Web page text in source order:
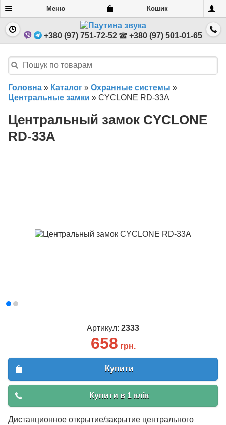
Меню Кошик
+380 (97) 751-72-52 +380 (97) 501-01-65
Головна » Каталог » Охранные системы »
Центральные замки » CYCLONE RD-33A
Центральный замок CYCLONE
RD-33A
Артикул: 2333
658 грн.
Купити
Купити в 1 клік
Дистанционное открытие/закрытие центрального